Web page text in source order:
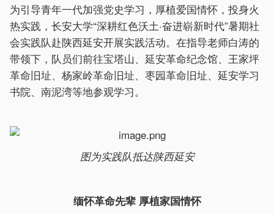
为引导青年一代加强党史学习，厚植爱国情怀，投身火
热实践，长安大学“深耕红色沃土·奋进崭新时代”暑期社
会实践队赴陕西延安开展实践活动。在指导老师白涛的
带领下，队员们前往宝塔山、延安革命纪念馆、王家坪
革命旧址、杨家岭革命旧址、枣园革命旧址、延安学习
书院、南泥湾等地参观学习。
图为实践队抵达陕西延安
缅怀革命先辈 厚植家国情怀